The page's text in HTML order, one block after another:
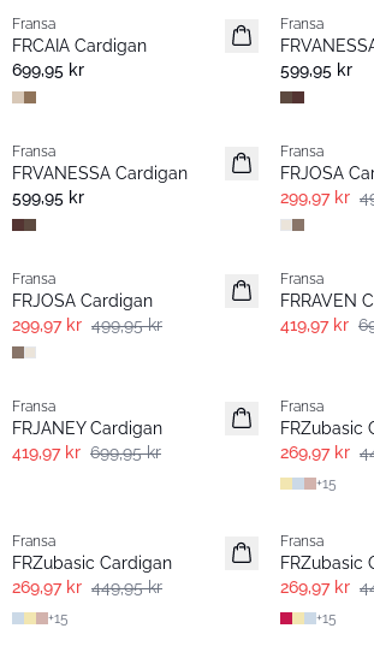
Nyhet
Fransa
FRCAIA Cardigan
699,95 kr
Extended size
Fransa
599,95 kr
Extended size
Fransa
FRVANESSA Cardigan
599,95 kr
- 40% | Salg
Fransa
FRJOSA
299,97 kr
- 40% | Salg
Fransa
FRJOSA Cardigan
299,97 kr 499,95 kr
- 40% | Salg
Fransa
FRRAVEN
419,97 kr
- 40% | Salg
Fransa
FRJANEY Cardigan
419,97 kr 699,95 kr
Fransa
FRZubasic
269,97 kr
+15
Fransa
FRZubasic Cardigan
269,97 kr 449,95 kr
+15
Fransa
FRZubasic
269,97 kr
+15